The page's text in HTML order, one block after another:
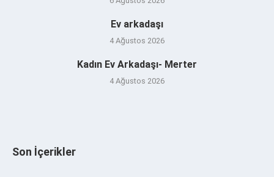
Ev arkadaşı
4 Ağustos 2026
Kadın Ev Arkadaşı- Merter
4 Ağustos 2026
Son İçerikler